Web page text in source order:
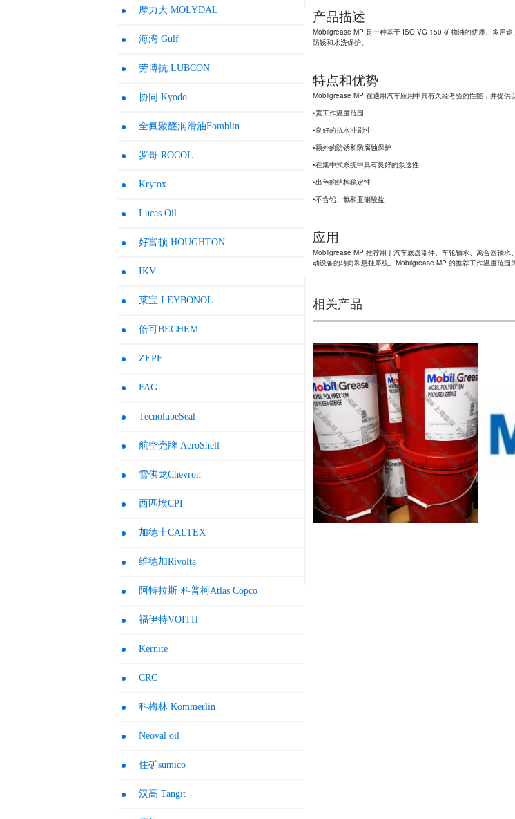
摩力大 MOLYDAL
海湾 Gulf
劳博抗 LUBCON
协同 Kyodo
全氟聚醚润滑油Fomblin
罗哥 ROCOL
Krytox
Lucas Oil
好富顿 HOUGHTON
IKV
莱宝 LEYBONOL
倍可BECHEM
ZEPF
FAG
TecnolubeSeal
航空壳牌 AeroShell
雪佛龙Chevron
西匹埃CPI
加德士CALTEX
维德加Rivolta
阿特拉斯·科普柯Atlas Copco
福伊特VOITH
Kernite
CRC
科梅林 Kommerlin
Neoval oil
住矿sumico
汉高 Tangit
产品描述
Mobilgrease MP 是一种基于 ISO VG 150 矿物油的优质、多用
防锈和水洗保护。
特点和优势
Mobilgrease MP 在通用汽车应用中具有久经考验的性能，并提供
•宽工作温度范围
•良好的抗水冲刷性
•额外的防锈和防腐蚀保护
•在集中式系统中具有良好的泵送性
•出色的结构稳定性
•不含铅、氯和亚硝酸盐
应用
Mobilgrease MP 推荐用于汽车底盘部件、车轮轴承、离合器轴
动设备的转向和悬挂系统。Mobilgrease MP 的推荐工作温度范围
相关产品